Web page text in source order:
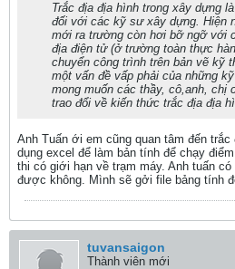
Trắc địa địa hình trong xây dựng
đối với các kỹ sư xây dựng. Hiện
mới ra trường còn hơi bỡ ngỡ với
địa điện tử (ở trường toàn thực
chuyển công trình trên bản vẽ kỹ
một vấn đề vấp phải của những
mong muốn các thầy, cô,anh, chị
trao đổi về kiến thức trắc địa địa
Anh Tuấn ới em cũng quan tâm đến
dụng excel để làm bản tính để chạy
thi có giới hạn về trạm máy. Anh tuấn
được không. Mình sẽ gởi file bảng tính
tuvansaigon
Thành viên mới